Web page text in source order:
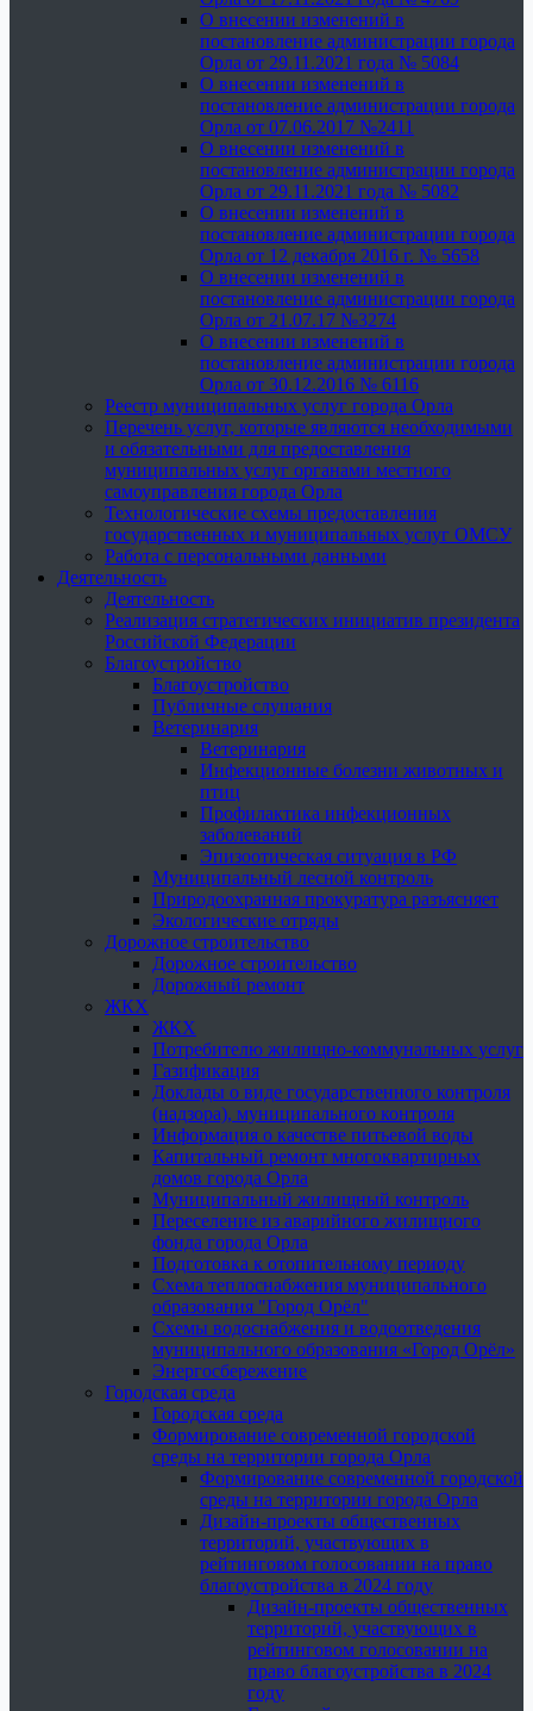
О внесении изменений в
постановление администрации города
Орла от 29.11.2021 года № 5084
О внесении изменений в
постановление администрации города
Орла от 07.06.2017 №2411
О внесении изменений в
постановление администрации города
Орла от 29.11.2021 года № 5082
О внесении изменений в
постановление администрации города
Орла от 12 декабря 2016 г. № 5658
О внесении изменений в
постановление администрации города
Орла от 21.07.17 №3274
О внесении изменений в
постановление администрации города
Орла от 30.12.2016 № 6116
Реестр муниципальных услуг города Орла
Перечень услуг, которые являются необходимыми
и обязательными для предоставления
муниципальных услуг органами местного
самоуправления города Орла
Технологические схемы предоставления
государственных и муниципальных услуг ОМСУ
Работа с персональными данными
Деятельность
Деятельность
Реализация стратегических инициатив президента
Российской Федерации
Благоустройство
Благоустройство
Публичные слушания
Ветеринария
Ветеринария
Инфекционные болезни животных и
птиц
Профилактика инфекционных
заболеваний
Эпизоотическая ситуация в РФ
Муниципальный лесной контроль
Природоохранная прокуратура разъясняет
Экологические отряды
Дорожное строительство
Дорожное строительство
Дорожный ремонт
ЖКХ
ЖКХ
Потребителю жилищно-коммунальных услуг
Газификация
Доклады о виде государственного контроля
(надзора), муниципального контроля
Информация о качестве питьевой воды
Капитальный ремонт многоквартирных
домов города Орла
Муниципальный жилищный контроль
Переселение из аварийного жилищного
фонда города Орла
Подготовка к отопительному периоду
Схема теплоснабжения муниципального
образования "Город Орёл"
Схемы водоснабжения и водоотведения
муниципального образования «Город Орёл»
Энергосбережение
Городская среда
Городская среда
Формирование современной городской
среды на территории города Орла
Формирование современной городской
среды на территории города Орла
Дизайн-проекты общественных
территорий, участвующих в
рейтинговом голосовании на право
благоустройства в 2024 году
Дизайн-проекты общественных
территорий, участвующих в
рейтинговом голосовании на
право благоустройства в 2024
году